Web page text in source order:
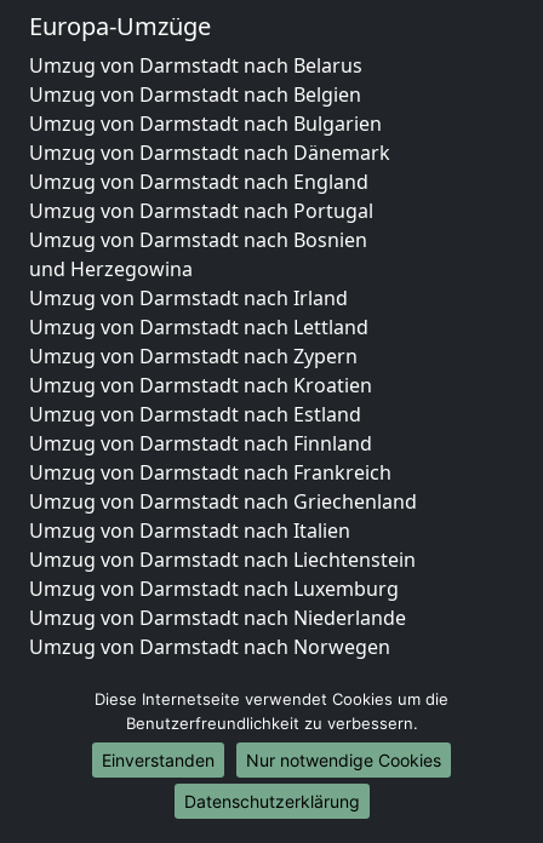
Europa-Umzüge
Umzug von Darmstadt nach Belarus
Umzug von Darmstadt nach Belgien
Umzug von Darmstadt nach Bulgarien
Umzug von Darmstadt nach Dänemark
Umzug von Darmstadt nach England
Umzug von Darmstadt nach Portugal
Umzug von Darmstadt nach Bosnien
und Herzegowina
Umzug von Darmstadt nach Irland
Umzug von Darmstadt nach Lettland
Umzug von Darmstadt nach Zypern
Umzug von Darmstadt nach Kroatien
Umzug von Darmstadt nach Estland
Umzug von Darmstadt nach Finnland
Umzug von Darmstadt nach Frankreich
Umzug von Darmstadt nach Griechenland
Umzug von Darmstadt nach Italien
Umzug von Darmstadt nach Liechtenstein
Umzug von Darmstadt nach Luxemburg
Umzug von Darmstadt nach Niederlande
Umzug von Darmstadt nach Norwegen
Umzüge-Deutschlandweit
Umzug von Darmstadt nach Berlin
Umzug von Darmstadt nach Hamburg
Umzug von Darmstadt nach München
Umzug von Darmstadt nach Köln
Diese Internetseite verwendet Cookies um die
Benutzerfreundlichkeit zu verbessern.
Einverstanden
Nur notwendige Cookies
Datenschutzerklärung